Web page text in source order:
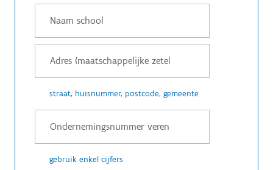
straat, huisnummer, postcode, gemeente
gebruik enkel cijfers